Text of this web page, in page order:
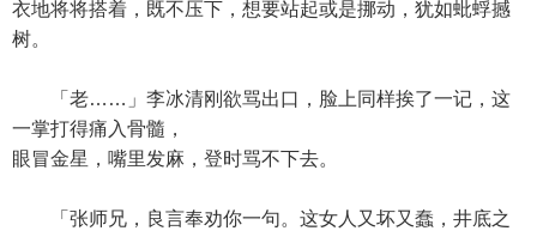
衣地将将搭着，既不压下，想要站起或是挪动，犹如蚍蜉撼
树。
「老……」李冰清刚欲骂出口，脸上同样挨了一记，这
一掌打得痛入骨髓，
眼冒金星，嘴里发麻，登时骂不下去。
「张师兄，良言奉劝你一句。这女人又坏又蠢，井底之